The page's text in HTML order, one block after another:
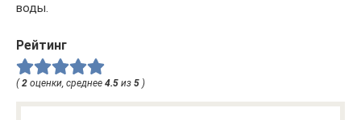
воды.
Рейтинг
( 2 оценки, среднее 4.5 из 5 )